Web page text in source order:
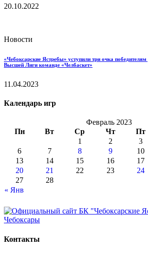
20.10.2022
Новости
«Чебоксарские Ястребы» уступили три очка
Высшей Лиги команде «Челбаскет»
11.04.2023
Календарь игр
Февраль 2023
Пн
Вт Ср Чт Пт
« Янв
1 2 3
6
7 8 9 10
13
14 15 16 17
20
21 22 23 24
27
28
Контакты